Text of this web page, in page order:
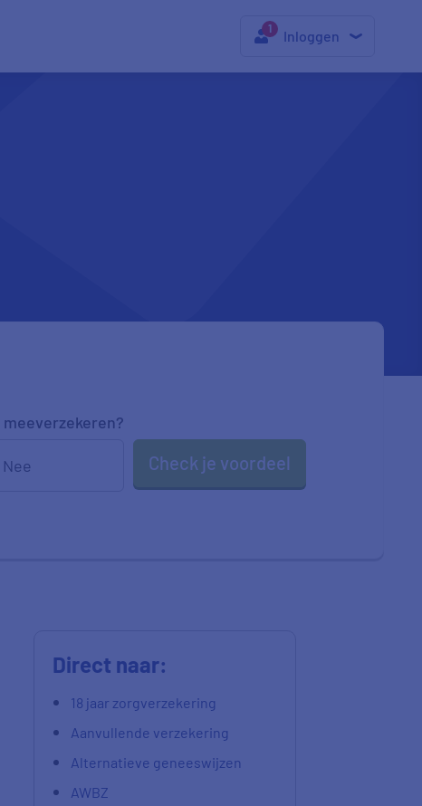
Inloggen
meeverzekeren?
Nee Check je voordeel
Direct naar:
18 jaar zorgverzekering
Aanvullende verzekering
Alternatieve geneeswijzen
AWBZ